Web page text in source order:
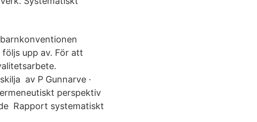
upp av. För att
av P Gunnarve ·
perspektiv
Rapport systematiskt